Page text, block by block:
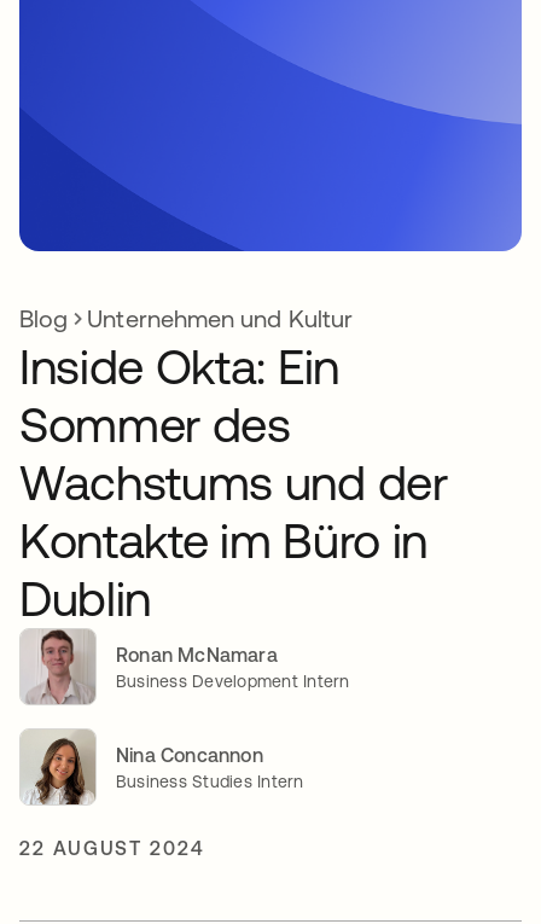
Blog Unternehmen und Kultur
Inside Okta: Ein
Sommer des
Wachstums und der
Kontakte im Büro in
Dublin
Ronan McNamara
Business Development Intern
Nina Concannon
Business Studies Intern
22 AUGUST 2024